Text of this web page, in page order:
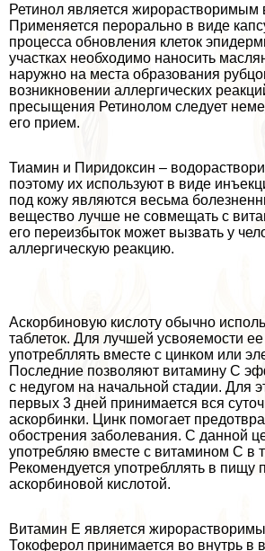
Ретинол является жирорастворимым
Применяется перopaльно в виде
процесса обновления клеток
участках необходимо наносить
наружно на места образования
возникновении аллергических
пресыщения Ретинолом следует
его прием.
Тиамин и Пиридоксин –
поэтому их используют в виде
под кожу являются весьма
вещество лучше не совмещать с
его переизбыток может вызвать у
аллергическую реакцию.
Аскорбиновую кислоту обычно
таблеток. Для лучшей усвояемости
употрeбллять вместе с цинком или
Последние позволяют витамину С
с недугом на начальной стадии. Для
первых 3 дней принимается вся
аскорбинки. Цинк помогает
обострения заболевания. С данной
употрeбляю вместе с витамином С в
Рекомендуется употрeбллять в пищу
аскорбиновой кислотой.
Витамин Е является
Токоферол принимается во внутрь в